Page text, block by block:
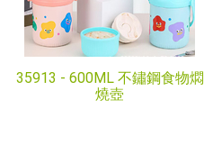
35913 - 600ML 不鏽鋼食物燜
燒壺